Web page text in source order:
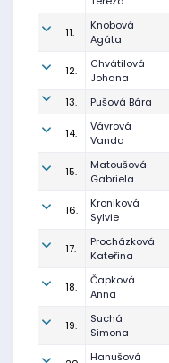
11.
Knobová
Agáta
12.
Chvátilová
Johana
13. Pušová Bára
14.
Vávrová
Vanda
15.
Matoušová
Gabriela
16.
Kroniková
Sylvie
17.
Procházková
Kateřina
18.
Čapková
Anna
19.
Suchá
Simona
Hanušová